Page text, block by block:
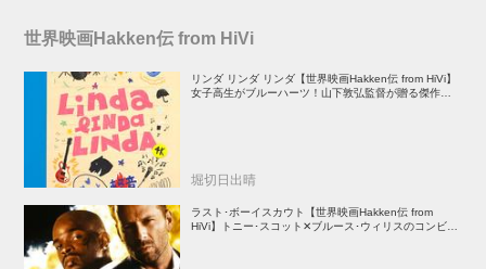
世界映画Hakken伝 from HiVi
リンダ リンダ リンダ【世界映画Hakken伝 from HiVi】
女子高生がブルーハーツ！山下敦弘監督が贈る傑作青春
堀切日出晴
ラスト･ボーイスカウト【世界映画Hakken伝 from
HiVi】トニー･スコット✕ブルース･ウィリスのコンビが